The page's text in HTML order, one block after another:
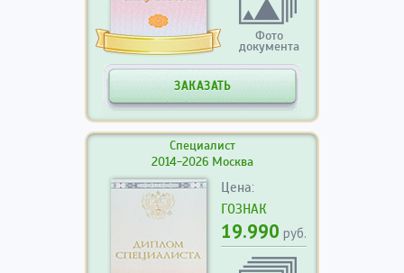
Фото
документа
ЗАКАЗАТЬ
Специалист
2014-2026 Москва
Цена:
ГОЗНАК
19.990 руб.